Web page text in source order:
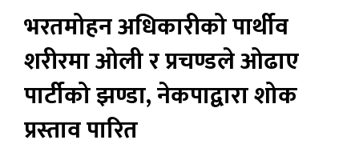
भरतमोहन अधिकारीको पार्थीव
शरीरमा ओली र प्रचण्डले ओढाए
पार्टीको झण्डा, नेकपाद्वारा शोक
प्रस्ताव पारित